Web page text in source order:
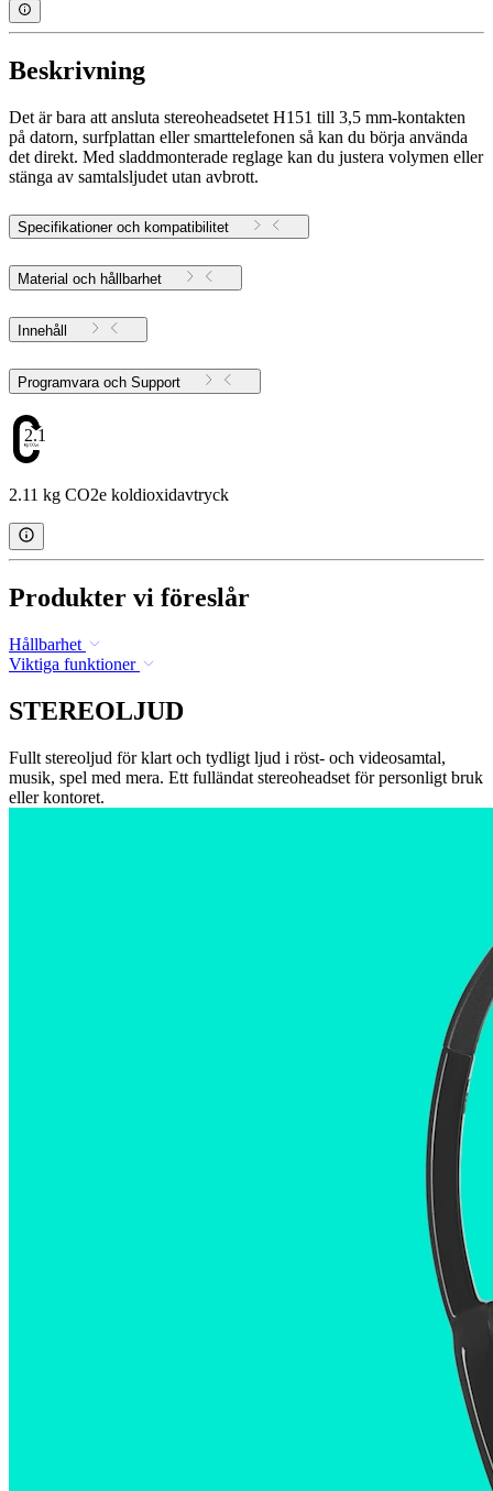
Beskrivning
Det är bara att ansluta stereoheadsetet H151 till 3,5 mm-kontakten
på datorn, surfplattan eller smarttelefonen så kan du börja använda
det direkt. Med sladdmonterade reglage kan du justera volymen eller
stänga av samtalsljudet utan avbrott.
Specifikationer och kompatibilitet
Material och hållbarhet
Innehåll
Programvara och Support
2.11
2.11 kg CO2e koldioxidavtryck
Produkter vi föreslår
Hållbarhet
Viktiga funktioner
STEREOLJUD
Fullt stereoljud för klart och tydligt ljud i röst- och videosamtal,
musik, spel med mera. Ett fulländat stereoheadset för personligt bruk
eller kontoret.